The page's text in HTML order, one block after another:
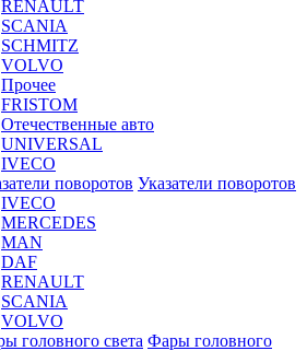
RENAULT
SCANIA
SCHMITZ
VOLVO
Прочее
FRISTOM
Отечественные авто
UNIVERSAL
IVECO
Указатели поворотов
IVECO
MERCEDES
MAN
DAF
RENAULT
SCANIA
VOLVO
Фары головного